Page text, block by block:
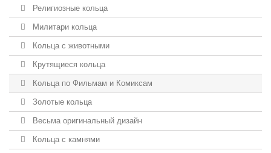
Религиозные кольца
Милитари кольца
Кольца с животными
Крутящиеся кольца
Кольца по Фильмам и Комиксам
Золотые кольца
Весьма оригинальный дизайн
Кольца с камнями